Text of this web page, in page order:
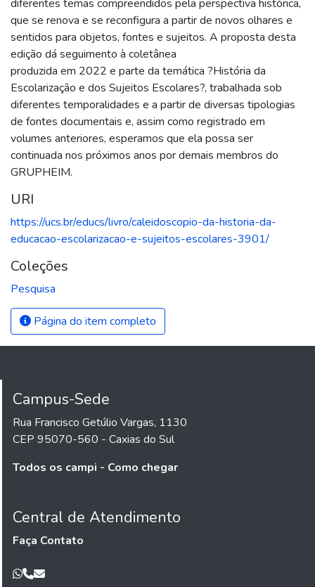
diferentes temas compreendidos pela perspectiva histórica,
que se renova e se reconfigura a partir de novos olhares e
sentidos para objetos, fontes e sujeitos. A proposta desta
edição dá seguimento à coletânea
produzida em 2022 e parte da temática ?História da
Escolarização e dos Sujeitos Escolares?, trabalhada sob
diferentes temporalidades e a partir de diversas tipologias
de fontes documentais e, assim como registrado em
volumes anteriores, esperamos que ela possa ser
continuada nos próximos anos por demais membros do
GRUPHEIM.
URI
https://ucs.br/educs/livro/caleidoscopio-da-historia-da-
educacao-escolarizacao-e-sujeitos-escolares-3901/
Coleções
Pesquisa
Página do item completo
Campus-Sede
Rua Francisco Getúlio Vargas, 1130
CEP 95070-560 - Caxias do Sul
Todos os campi - Como chegar
Central de Atendimento
Faça Contato